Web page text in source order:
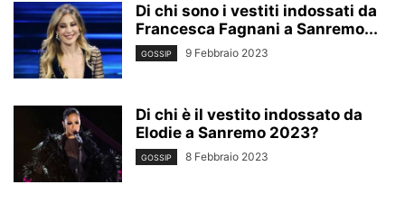
Di chi sono i vestiti indossati da
Francesca Fagnani a Sanremo...
GOSSIP 9 Febbraio 2023
Di chi è il vestito indossato da
Elodie a Sanremo 2023?
GOSSIP 8 Febbraio 2023